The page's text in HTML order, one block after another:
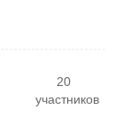
20
участников